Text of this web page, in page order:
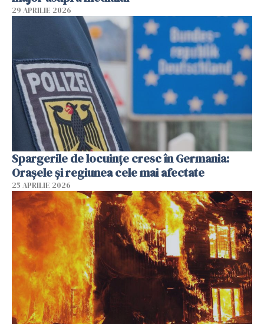
29 APRILIE 2026
Spargerile de locuințe cresc în Germania:
Orașele și regiunea cele mai afectate
25 APRILIE 2026